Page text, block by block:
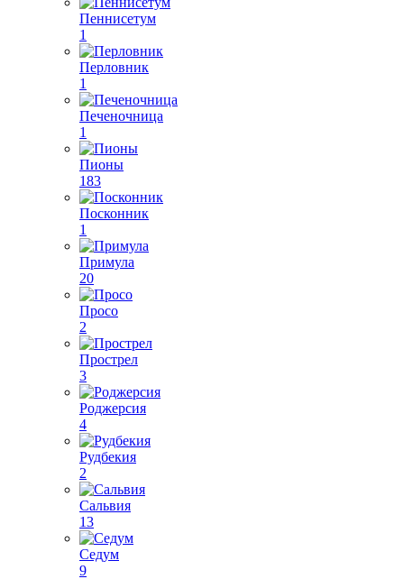
Пеннисетум
1
Перловник
1
Печеночница
1
Пионы
183
Посконник
1
Примула
20
Просо
2
Прострел
3
Роджерсия
4
Рудбекия
2
Сальвия
13
Седум
9